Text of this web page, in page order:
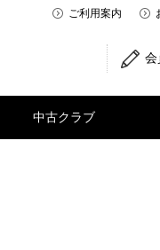
ご利用案内
会
中古クラブ